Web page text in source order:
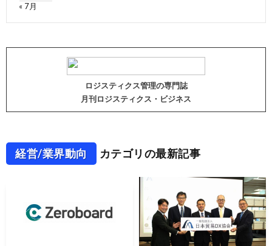
« 7月
ロジスティクス管理の専門誌
月刊ロジスティクス・ビジネス
経営/業界動向 カテゴリの最新記事